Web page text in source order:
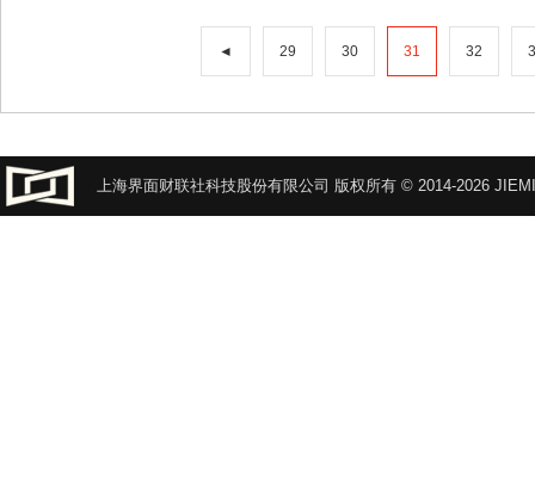
◄ 29 30 31 32
上海界面财联社科技股份有限公司 版权所有 © 2014-2026